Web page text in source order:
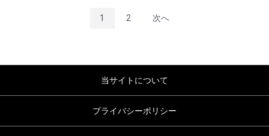
1 2 次へ
当サイトについて
プライバシーポリシー